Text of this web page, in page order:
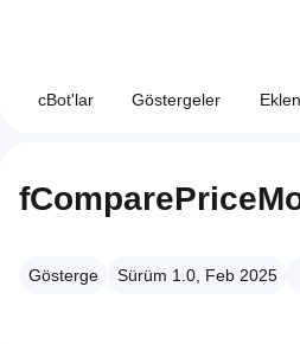
cBot'lar Göstergeler
Gösterge Sürüm 1.0, Feb 2025